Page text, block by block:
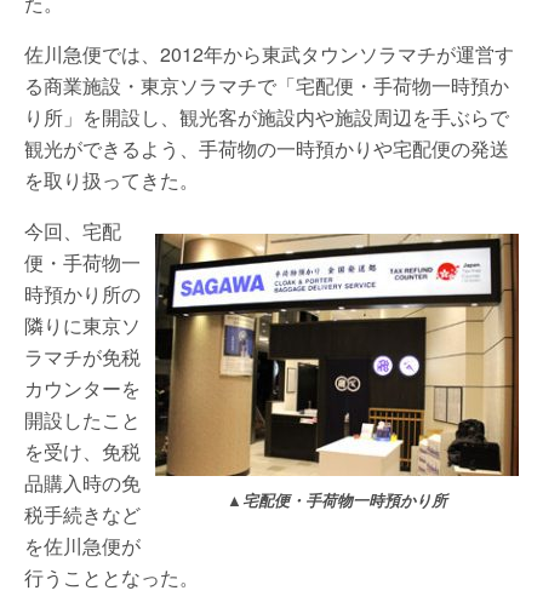
佐川急便では、2012年から東武タウンソラマチが運営す
る商業施設・東京ソラマチで「宅配便・手荷物一時預か
り所」を開設し、観光客が施設内や施設周辺を手ぶらで
観光ができるよう、手荷物の一時預かりや宅配便の発送
を取り扱ってきた。
▲宅配便・手荷物一時預かり所
今回、宅配
便・手荷物一
時預かり所の
隣りに東京ソ
ラマチが免税
カウンターを
開設したこと
を受け、免税
品購入時の免
税手続きなど
を佐川急便が
行うこととなった。